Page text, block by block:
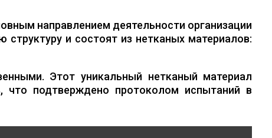
направлением деятельности организации
и состоят из нетканых материалов:
Этот уникальный нетканый материал
что подтверждено протоколом испытаний в